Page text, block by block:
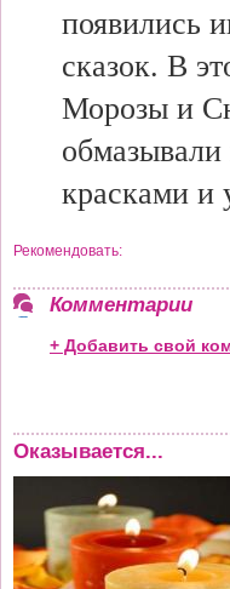
появились
сказок. В
Морозы и
красками и
Рекомендовать:
Комментарии
+ Добавить свой
Оказывается...